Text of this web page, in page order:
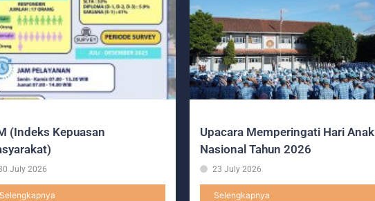
(Indeks Kepuasan
July 2026
Selengkapnya
Upacara Memperingati Hari Anak
Nasional Tahun 2026
23 July 2026
Selengkapnya